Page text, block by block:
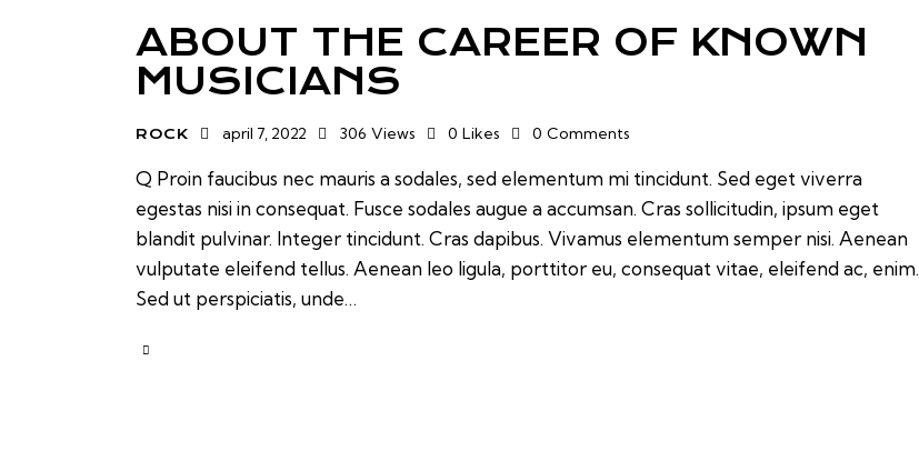
ABOUT THE CAREER OF KNOWN
MUSICIANS
ROCK april 7, 2022 306 Views 0 Likes 0 Comments
Q Proin faucibus nec mauris a sodales, sed elementum mi tincidunt. Sed eget viverra
egestas nisi in consequat. Fusce sodales augue a accumsan. Cras sollicitudin, ipsum eget
blandit pulvinar. Integer tincidunt. Cras dapibus. Vivamus elementum semper nisi. Aenean
vulputate eleifend tellus. Aenean leo ligula, porttitor eu, consequat vitae, eleifend ac, enim.
Sed ut perspiciatis, unde…